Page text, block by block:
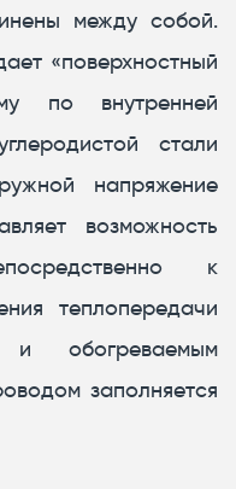
между собой.
«поверхностный
по внутренней
стали
напряжение
возможность
к
теплопередачи
обогреваемым
заполняется